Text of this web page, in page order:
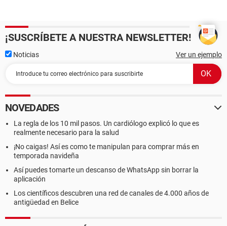
¡SUSCRÍBETE A NUESTRA NEWSLETTER!
Noticias Ver un ejemplo
NOVEDADES
La regla de los 10 mil pasos. Un cardiólogo explicó lo que es
realmente necesario para la salud
¡No caigas! Así es como te manipulan para comprar más en
temporada navideña
Así puedes tomarte un descanso de WhatsApp sin borrar la
aplicación
Los científicos descubren una red de canales de 4.000 años de
antigüedad en Belice